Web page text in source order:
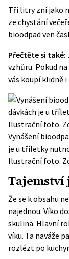
Tři litry zní jako
ze chystání
bioodpad ven
Přečtěte si také:
vzhůru. Pokud
vás koupí klidně i
Vynášení
je u tříletky
Ilustrační foto.
Tajemství
Že se k obsahu
najednou. Víko
skulina. Hlavní
víku. Ta naváže
rozlézt po